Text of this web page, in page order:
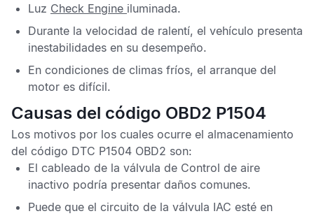
Luz Check Engine iluminada.
Durante la velocidad de ralentí, el vehículo presenta
inestabilidades en su desempeño.
En condiciones de climas fríos, el arranque del
motor es difícil.
Causas del código OBD2 P1504
Los motivos por los cuales ocurre el almacenamiento
del código DTC P1504 OBD2 son:
El cableado de la válvula de Control de aire
inactivo podría presentar daños comunes.
Puede que el circuito de la válvula IAC esté en